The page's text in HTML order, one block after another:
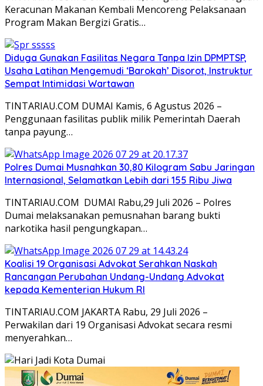
Keracunan Makanan Kembali Mencoreng Pelaksanaan
Program Makan Bergizi Gratis…
Diduga Gunakan Fasilitas Negara Tanpa Izin DPMPTSP,
Usaha Latihan Mengemudi ‘Barokah’ Disorot, Instruktur
Sempat Intimidasi Wartawan
TINTARIAU.COM DUMAI Kamis, 6 Agustus 2026 –
Penggunaan fasilitas publik milik Pemerintah Daerah
tanpa payung…
Polres Dumai Musnahkan 30,80 Kilogram Sabu Jaringan
Internasional, Selamatkan Lebih dari 155 Ribu Jiwa
TINTARIAU.COM DUMAI Rabu,29 Juli 2026 – Polres
Dumai melaksanakan pemusnahan barang bukti
narkotika hasil pengungkapan…
Koalisi 19 Organisasi Advokat Serahkan Naskah
Rancangan Perubahan Undang-Undang Advokat
kepada Kementerian Hukum RI
TINTARIAU.COM JAKARTA Rabu, 29 Juli 2026 –
Perwakilan dari 19 Organisasi Advokat secara resmi
menyerahkan…